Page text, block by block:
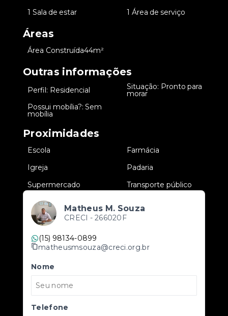
1 Sala de estar 1 Área de serviço
Áreas
Área Construída44m²
Outras informações
Perfil: Residencial Situação: Pronto para
morar
Possui mobília?: Sem
mobília
Proximidades
Escola
Farmácia
Igreja
Padaria
Supermercado Transporte público
Matheus M. Souza
CRECI - 266020F
(15) 98134-0899
matheusmsouza@creci.org.br
Nome
Telefone